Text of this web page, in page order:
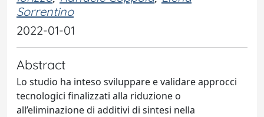
Sorrentino
2022-01-01
Abstract
Lo studio ha inteso sviluppare e validare approcci
tecnologici finalizzati alla riduzione o
all’eliminazione di additivi di sintesi nella